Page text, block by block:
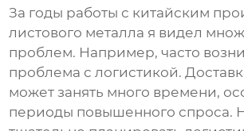
За годы работы с китайским
листового металла я видел
проблем. Например, часто
проблема с логистикой.
может занять много времени,
периоды повышенного спроса.